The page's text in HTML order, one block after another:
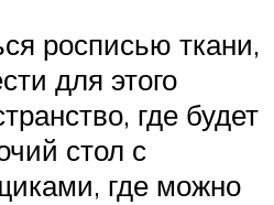
росписью ткани,
для этого
где будет
стол с
где можно